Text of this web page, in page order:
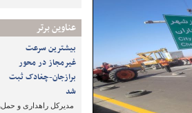
عناوین برتر
بیشترین سرعت
غیرمجاز در محور
برازجان-چغادک ثبت
شد
مدیرکل راهداری و